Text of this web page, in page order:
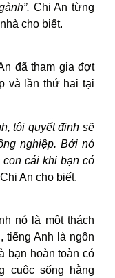
Chị An từng
cho biết.
đã tham gia đợt
và lần thứ hai tại
tôi quyết định sẽ
nghiệp. Bởi nó
cái khi bạn có
Chị An cho biết.
nó là một thách
tiếng Anh là ngôn
bạn hoàn toàn có
cuộc sống hằng